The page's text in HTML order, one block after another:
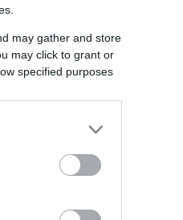
may gather and store
may click to grant or
specified purposes